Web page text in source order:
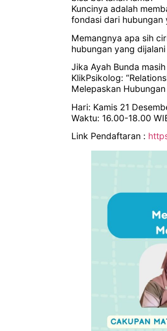
Kuncinya adalah
fondasi dari hubungan
Memangnya apa sih
hubungan yang
Jika Ayah Bunda
KlikPsikolog:
Melepaskan
Hari: Kamis 21
Waktu: 16.00-18.00
Link Pendaftaran :